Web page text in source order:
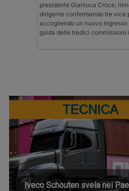
presidente Gianluca Croce,
dirigente confermando tre vice
accogliendo un nuovo ingresso
guida delle tredici commissioni
TECNICA
Iveco Schouten svela nei